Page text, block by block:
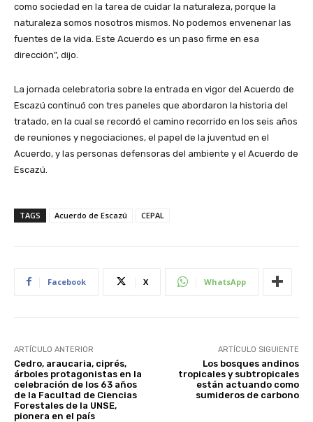
como sociedad en la tarea de cuidar la naturaleza, porque la
naturaleza somos nosotros mismos. No podemos envenenar las
fuentes de la vida. Este Acuerdo es un paso firme en esa
dirección”, dijo.
La jornada celebratoria sobre la entrada en vigor del Acuerdo de
Escazú continuó con tres paneles que abordaron la historia del
tratado, en la cual se recordó el camino recorrido en los seis años
de reuniones y negociaciones, el papel de la juventud en el
Acuerdo, y las personas defensoras del ambiente y el Acuerdo de
Escazú.
TAGS Acuerdo de Escazú CEPAL
Facebook X WhatsApp
ARTÍCULO ANTERIOR
Cedro, araucaria, ciprés,
árboles protagonistas en la
celebración de los 63 años
de la Facultad de Ciencias
Forestales de la UNSE,
pionera en el país
ARTÍCULO SIGUIENTE
Los bosques andinos
tropicales y subtropicales
están actuando como
sumideros de carbono